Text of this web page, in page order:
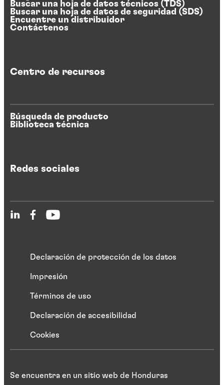
Buscar una hoja de datos técnicos (TDS)
Buscar una hoja de datos de seguridad (SDS)
Encuentre un distribuidor
Contáctenos
Centro de recursos
Búsqueda de producto
Biblioteca técnica
Redes sociales
Declaración de protección de los datos
Impresión
Términos de uso
Declaración de accesibilidad
Cookies
Se encuentra en un sitio web de Honduras